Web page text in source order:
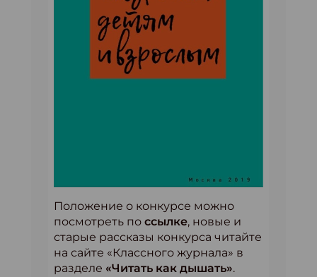
Положение о конкурсе можно
посмотреть по ссылке, новые и
старые рассказы конкурса читайте
на сайте «Классного журнала» в
разделе «Читать как дышать».